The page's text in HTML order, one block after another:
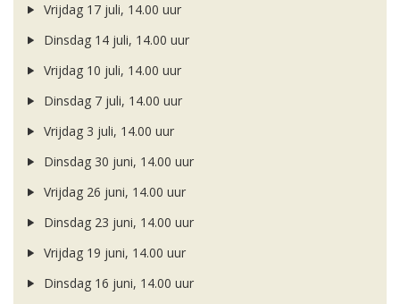
Vrijdag 17 juli, 14.00 uur
Dinsdag 14 juli, 14.00 uur
Vrijdag 10 juli, 14.00 uur
Dinsdag 7 juli, 14.00 uur
Vrijdag 3 juli, 14.00 uur
Dinsdag 30 juni, 14.00 uur
Vrijdag 26 juni, 14.00 uur
Dinsdag 23 juni, 14.00 uur
Vrijdag 19 juni, 14.00 uur
Dinsdag 16 juni, 14.00 uur